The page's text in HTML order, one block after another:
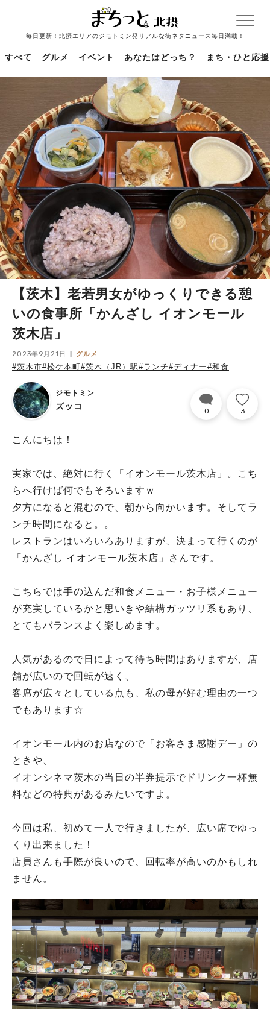
毎日更新！北摂エリアのジモトミン発リアルな街ネタニュース毎日満載！
すべて グルメ イベント あなたはどっち？ まち・ひと応援
【茨木】老若男女がゆっくりできる憩
いの食事所「かんざし イオンモール
茨木店」
2023年9月21日 グルメ
#茨木市#松ケ本町#茨木（JR）駅#ランチ#ディナー#和食
ジモトミン
ズッコ 0 3
こんにちは！
実家では、絶対に行く「イオンモール茨木店」。こち
らへ行けば何でもそろいますｗ
夕方になると混むので、朝から向かいます。そしてラ
ンチ時間になると。。
レストランはいろいろありますが、決まって行くのが
「かんざし イオンモール茨木店」さんです。
こちらでは手の込んだ和食メニュー・お子様メニュー
が充実しているかと思いきや結構ガッツリ系もあり、
とてもバランスよく楽しめます。
人気があるので日によって待ち時間はありますが、店
舗が広いので回転が速く、
客席が広々としている点も、私の母が好む理由の一つ
でもあります☆
イオンモール内のお店なので「お客さま感謝デー」の
ときや、
イオンシネマ茨木の当日の半券提示でドリンク一杯無
料などの特典があるみたいですよ。
今回は私、初めて一人で行きましたが、広い席でゆっ
くり出来ました！
店員さんも手際が良いので、回転率が高いのかもしれ
ません。